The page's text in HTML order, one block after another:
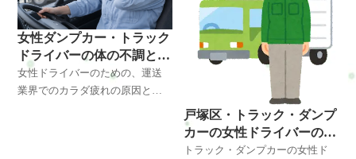
女性ダンプカー・トラック
ドライバーの体の不調と
は？
女性ドライバーのための、運送
業界でのカラダ疲れの原因と対
戸塚区・トラック・ダンプ
カーの女性ドライバーの仕
事でカラダが疲れる原因と
トラック・ダンプカーの女性ド